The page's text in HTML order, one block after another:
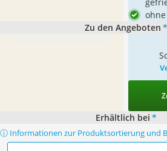
Zu den Angeboten *
Erhältlich bei *
ⓘ Informationen zur Produktsortierung und